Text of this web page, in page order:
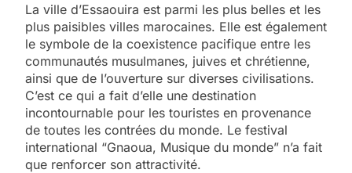
La ville d’Essaouira est parmi les plus belles et les
plus paisibles villes marocaines. Elle est également
le symbole de la coexistence pacifique entre les
communautés musulmanes, juives et chrétienne,
ainsi que de l’ouverture sur diverses civilisations.
C’est ce qui a fait d’elle une destination
incontournable pour les touristes en provenance
de toutes les contrées du monde. Le festival
international “Gnaoua, Musique du monde” n’a fait
que renforcer son attractivité.